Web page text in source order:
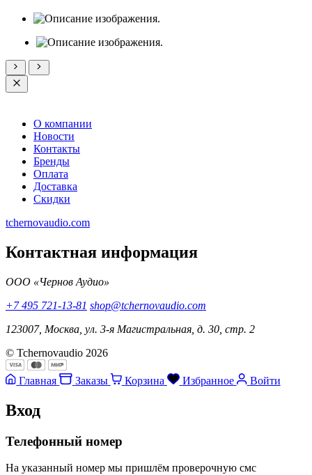
О компании
Новости
Контакты
Бренды
Оплата
Доставка
Скидки
tchernovaudio.com
Контактная информация
ООО «Чернов Аудио»
+7 495 721-13-81 shop@tchernovaudio.com
123007, Москва, ул. 3-я Магистральная, д. 30, стр. 2
© Tchernovaudio 2026
Главная Заказы Корзина Избранное Войти
Вход
Телефонный номер
На указанный номер мы пришлём проверочную смс